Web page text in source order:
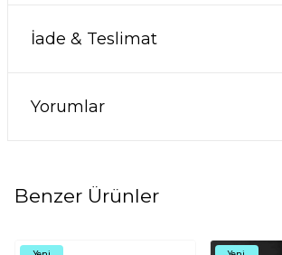
İade & Teslimat
Yorumlar
Benzer Ürünler